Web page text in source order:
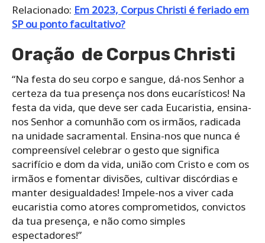
Relacionado: Em 2023, Corpus Christi é feriado em
SP ou ponto facultativo?
Oração de Corpus Christi
“Na festa do seu corpo e sangue, dá-nos Senhor a
certeza da tua presença nos dons eucarísticos! Na
festa da vida, que deve ser cada Eucaristia, ensina-
nos Senhor a comunhão com os irmãos, radicada
na unidade sacramental. Ensina-nos que nunca é
compreensível celebrar o gesto que significa
sacrifício e dom da vida, união com Cristo e com os
irmãos e fomentar divisões, cultivar discórdias e
manter desigualdades! Impele-nos a viver cada
eucaristia como atores comprometidos, convictos
da tua presença, e não como simples
espectadores!”